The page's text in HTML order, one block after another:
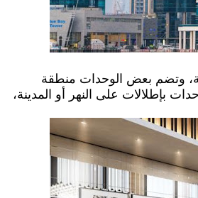
وتضم بعض الوحدات منطقة
بإطلالات على النهر أو المدينة،